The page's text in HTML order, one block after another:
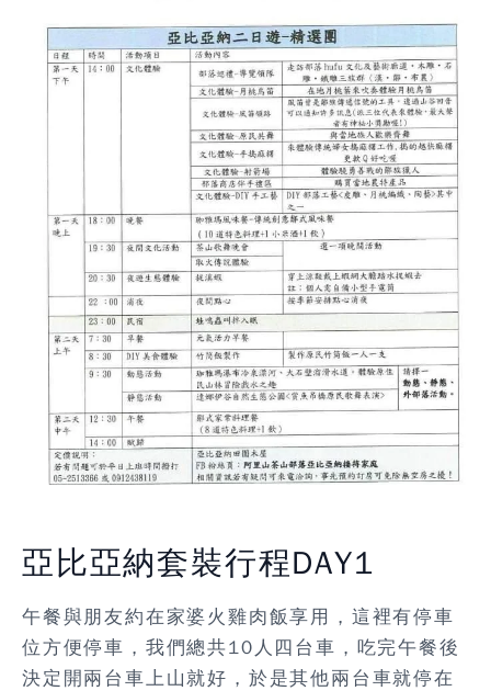
亞比亞納套裝行程DAY1
午餐與朋友約在家婆火雞肉飯享用，這裡有停車
位方便停車，我們總共10人四台車，吃完午餐後
決定開兩台車上山就好，於是其他兩台車就停在